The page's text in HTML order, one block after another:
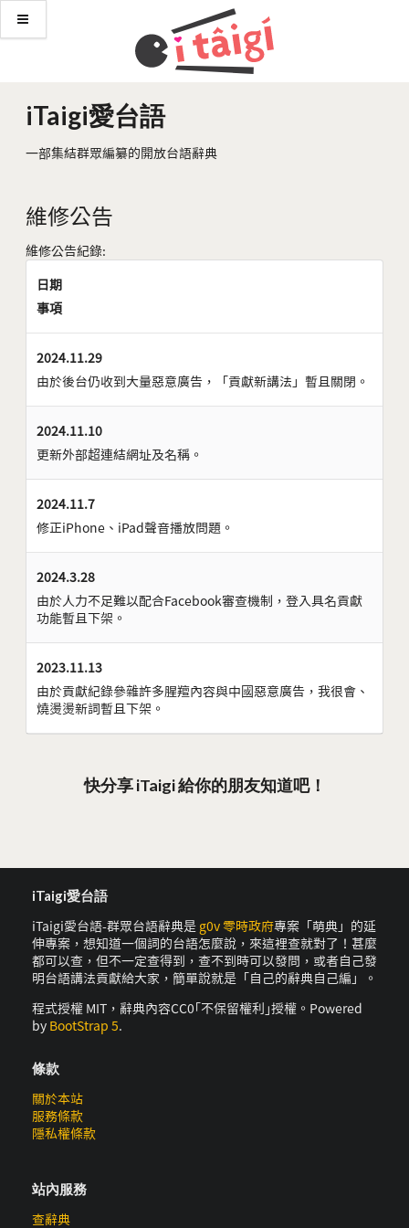
iTaigi愛台語
一部集結群眾編纂的開放台語辭典
維修公告
維修公告紀錄:
日期
事項
2024.11.29
由於後台仍收到大量惡意廣告，「貢獻新講法」暫且關閉。
2024.11.10
更新外部超連結網址及名稱。
2024.11.7
修正iPhone、iPad聲音播放問題。
2024.3.28
由於人力不足難以配合Facebook審查機制，登入具名貢獻
功能暫且下架。
2023.11.13
由於貢獻紀錄參雜許多腥羶內容與中國惡意廣告，我很會、
燒燙燙新詞暫且下架。
快分享 iTaigi 給你的朋友知道吧！
iTaigi愛台語
iTaigi愛台語-群眾台語辭典是 g0v 零時政府專案「萌典」的延
伸專案，想知道一個詞的台語怎麼說，來這裡查就對了！甚麼
都可以查，但不一定查得到，查不到時可以發問，或者自己發
明台語講法貢獻給大家，簡單說就是「自己的辭典自己編」。
程式授權 MIT，辭典內容CC0｢不保留權利｣授權。Powered
by BootStrap 5.
條款
關於本站
服務條款
隱私權條款
站內服務
查辭典